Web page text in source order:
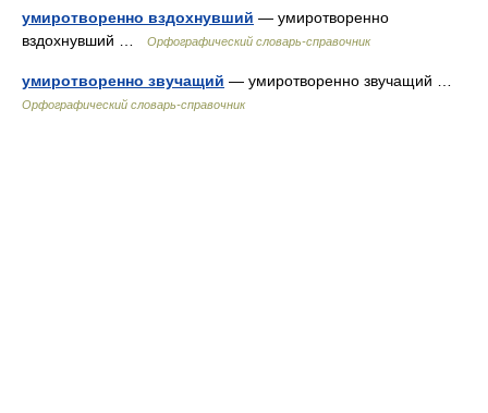
умиротворенно вздохнувший — умиротворенно
вздохнувший …
Орфографический словарь-справочник
умиротворенно звучащий — умиротворенно звучащий …
Орфографический словарь-справочник